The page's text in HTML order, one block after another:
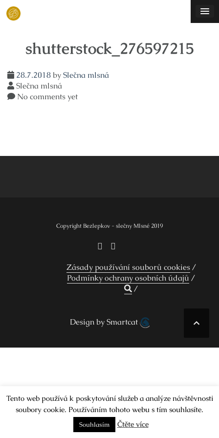
Skip
shutterstock_276597215
28.7.2018bySlečna mlsná
Slečna mlsná
No comments yet
Copyright Bezlepkov - slečny Mlsné 2019
Zásady používání souborů cookies
Podmínky ochrany osobních údajů
Design by Smartcat
Tento web používá k poskytování služeb a analýze návštěvnosti
soubory cookie. Používáním tohoto webu s tím souhlasíte.
Souhlasím Čtěte více